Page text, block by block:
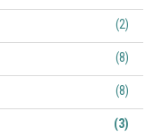
(2)
(8)
(8)
(3)